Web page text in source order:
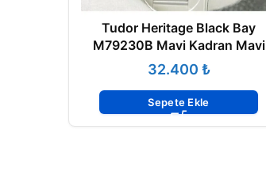
Tudor Heritage Black Bay
M79230B Mavi Kadran Mavi
Bezel Super Clone ETA
₺
Sepete Ekle